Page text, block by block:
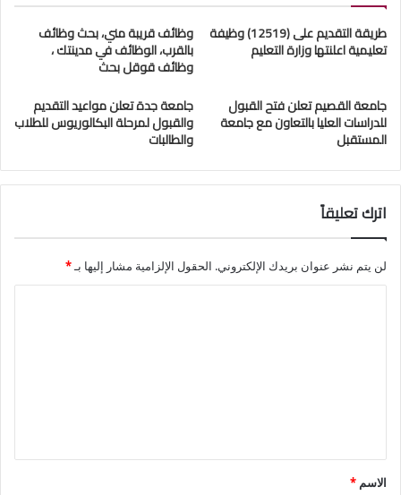
طريقة التقديم على (12519) وظيفة
تعليمية اعلنتها وزارة التعليم
وظائف قريبة مني، بحث وظائف
بالقرب، الوظائف في مدينتك ،
وظائف قوقل بحث
جامعة القصيم تعلن فتح القبول
للدراسات العليا بالتعاون مع جامعة
المستقبل
جامعة جدة تعلن مواعيد التقديم
والقبول لمرحلة البكالوريوس للطلاب
والطالبات
اترك تعليقاً
لن يتم نشر عنوان بريدك الإلكتروني. الحقول الإلزامية مشار إليها بـ*
ق
*
الاسم *